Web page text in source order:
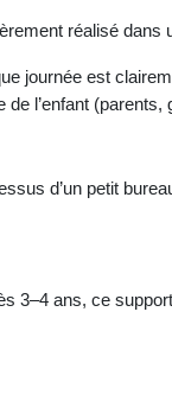
réalisé dans
journée est
l’enfant
d’un petit
3–4 ans, ce